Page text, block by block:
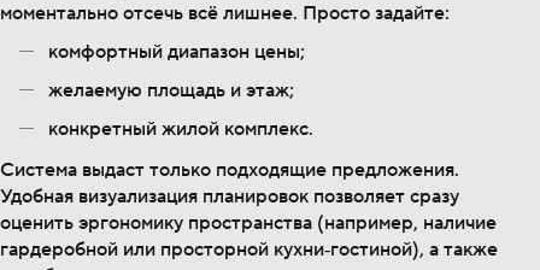
моментально отсечь всё лишнее. Просто задайте:
комфортный диапазон цены;
желаемую площадь и этаж;
конкретный жилой комплекс.
Система выдаст только подходящие предложения.
Удобная визуализация планировок позволяет сразу
оценить эргономику пространства (например, наличие
гардеробной или просторной кухни‐гостиной), а также